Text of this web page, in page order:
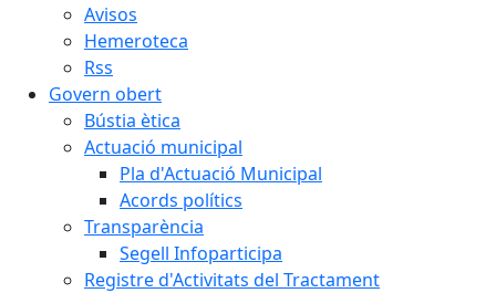
Avisos
Hemeroteca
Rss
Govern obert
Bústia ètica
Actuació municipal
Pla d'Actuació Municipal
Acords polítics
Transparència
Segell Infoparticipa
Registre d'Activitats del Tractament